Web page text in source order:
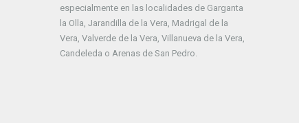
especialmente en las localidades de Garganta
la Olla, Jarandilla de la Vera, Madrigal de la
Vera, Valverde de la Vera, Villanueva de la Vera,
Candeleda o Arenas de San Pedro.